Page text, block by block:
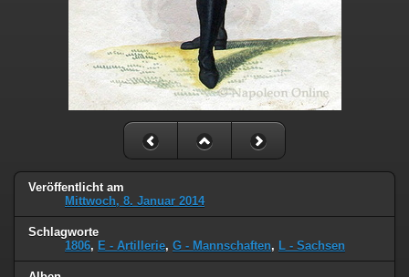
Veröffentlicht am
Mittwoch, 8. Januar 2014
Schlagworte
1806, E - Artillerie, G - Mannschaften, L - Sachsen